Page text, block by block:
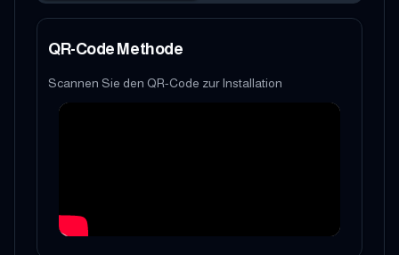
QR-Code Methode
Scannen Sie den QR-Code zur Installation